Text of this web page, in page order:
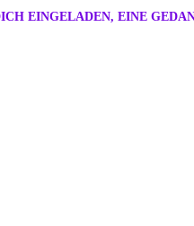
EINGELADEN, EINE